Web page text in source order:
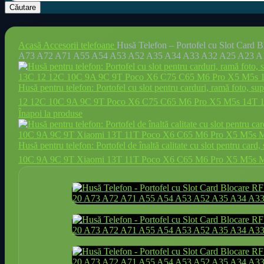
Căutare
Acasă Accesorii telefoane Husă Telefon – Portofel cu Slot Card
A73 A72 A71 A55 A54 A53 A52 A35 A34 A33 A32 A25 A23
Husă pentru telefon: Portofel cu slot pentru carduri, ramă foto,
12 12C 10C 9A 9C 9T Poco X6 C75 C65 M6 Pro X5 M5s 14T
Înapoi la produse
Husă pentru telefon: Portofel de înaltă calitate cu slot pentru
10C 9A 9C 9T Xiaomi 13T 11T Poco X6 C65 M6 Pro X5 M5s